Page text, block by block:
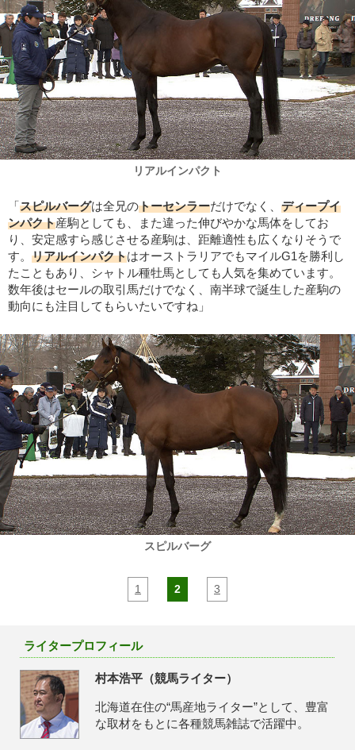
リアルインパクト
「 スピルバーグは全兄のトーセンラーだけでなく、 ディープイ
ンパクト産駒としても、また違った伸びやかな馬体をしてお
り、安定感すら感じさせる産駒は、距離適性も広くなりそうで
す。 リアルインパクトはオーストラリアでもマイルG1を勝利し
たこともあり、シャトル種牡馬としても人気を集めています。
数年後はセールの取引馬だけでなく、南半球で誕生した産駒の
動向にも注目してもらいたいですね」
スピルバーグ
1 2 3
ライタープロフィール
村本浩平（競馬ライター）
北海道在住の“馬産地ライター”として、豊富
な取材をもとに各種競馬雑誌で活躍中。